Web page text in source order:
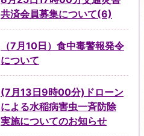
共済会員募集について(6)
（7月10日）食中毒警報発令
について
(7月13日9時00分)ドローン
による水稲病害虫一斉防除
実施についてのお知らせ